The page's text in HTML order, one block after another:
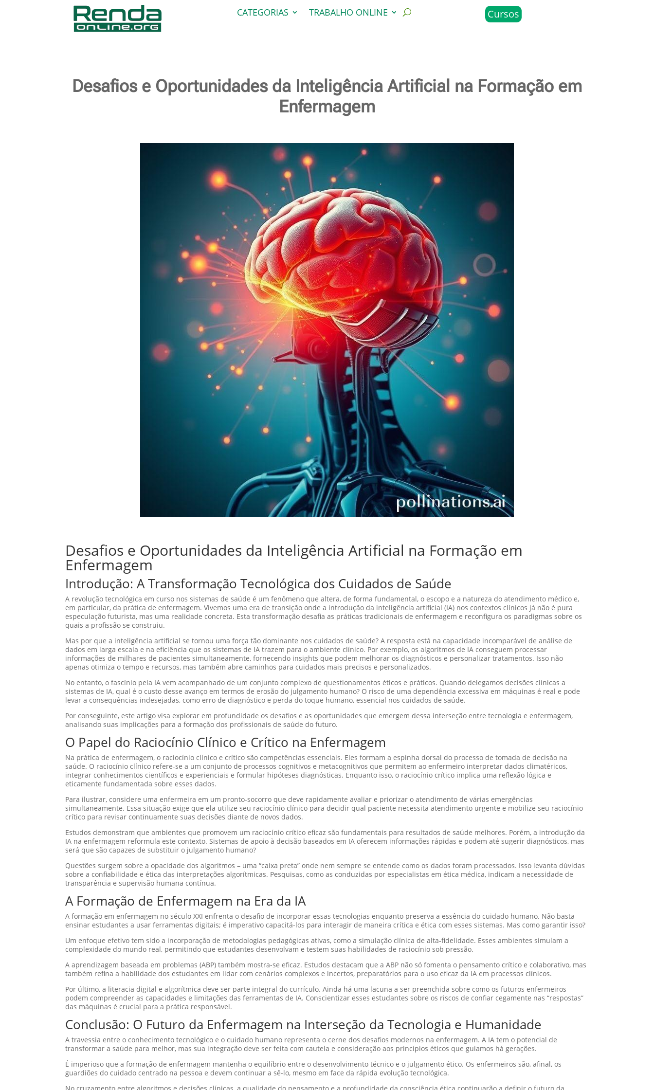
CATEGORIAS TRABALHO ONLINE Cursos
Desafios e Oportunidades da Inteligência Artificial na Formação em
Enfermagem
Desafios e Oportunidades da Inteligência Artificial na Formação em
Enfermagem
Introdução: A Transformação Tecnológica dos Cuidados de Saúde
A revolução tecnológica em curso nos sistemas de saúde é um fenômeno que altera, de forma fundamental, o escopo e a natureza do atendimento médico e,
em particular, da prática de enfermagem. Vivemos uma era de transição onde a introdução da inteligência artificial (IA) nos contextos clínicos já não é pura
especulação futurista, mas uma realidade concreta. Esta transformação desafia as práticas tradicionais de enfermagem e reconfigura os paradigmas sobre os
quais a profissão se construiu.
Mas por que a inteligência artificial se tornou uma força tão dominante nos cuidados de saúde? A resposta está na capacidade incomparável de análise de
dados em larga escala e na eficiência que os sistemas de IA trazem para o ambiente clínico. Por exemplo, os algoritmos de IA conseguem processar
informações de milhares de pacientes simultaneamente, fornecendo insights que podem melhorar os diagnósticos e personalizar tratamentos. Isso não
apenas otimiza o tempo e recursos, mas também abre caminhos para cuidados mais precisos e personalizados.
No entanto, o fascínio pela IA vem acompanhado de um conjunto complexo de questionamentos éticos e práticos. Quando delegamos decisões clínicas a
sistemas de IA, qual é o custo desse avanço em termos de erosão do julgamento humano? O risco de uma dependência excessiva em máquinas é real e pode
levar a consequências indesejadas, como erro de diagnóstico e perda do toque humano, essencial nos cuidados de saúde.
Por conseguinte, este artigo visa explorar em profundidade os desafios e as oportunidades que emergem dessa interseção entre tecnologia e enfermagem,
analisando suas implicações para a formação dos profissionais de saúde do futuro.
O Papel do Raciocínio Clínico e Crítico na Enfermagem
Na prática de enfermagem, o raciocínio clínico e crítico são competências essenciais. Eles formam a espinha dorsal do processo de tomada de decisão na
saúde. O raciocínio clínico refere-se a um conjunto de processos cognitivos e metacognitivos que permitem ao enfermeiro interpretar dados climatéricos,
integrar conhecimentos científicos e experienciais e formular hipóteses diagnósticas. Enquanto isso, o raciocínio crítico implica uma reflexão lógica e
eticamente fundamentada sobre esses dados.
Para ilustrar, considere uma enfermeira em um pronto-socorro que deve rapidamente avaliar e priorizar o atendimento de várias emergências
simultaneamente. Essa situação exige que ela utilize seu raciocínio clínico para decidir qual paciente necessita atendimento urgente e mobilize seu raciocínio
crítico para revisar continuamente suas decisões diante de novos dados.
Estudos demonstram que ambientes que promovem um raciocínio crítico eficaz são fundamentais para resultados de saúde melhores. Porém, a introdução da
IA na enfermagem reformula este contexto. Sistemas de apoio à decisão baseados em IA oferecem informações rápidas e podem até sugerir diagnósticos, mas
será que são capazes de substituir o julgamento humano?
Questões surgem sobre a opacidade dos algoritmos – uma “caixa preta” onde nem sempre se entende como os dados foram processados. Isso levanta dúvidas
sobre a confiabilidade e ética das interpretações algorítmicas. Pesquisas, como as conduzidas por especialistas em ética médica, indicam a necessidade de
transparência e supervisão humana contínua.
A Formação de Enfermagem na Era da IA
A formação em enfermagem no século XXI enfrenta o desafio de incorporar essas tecnologias enquanto preserva a essência do cuidado humano. Não basta
ensinar estudantes a usar ferramentas digitais; é imperativo capacitá-los para interagir de maneira crítica e ética com esses sistemas. Mas como garantir isso?
Um enfoque efetivo tem sido a incorporação de metodologias pedagógicas ativas, como a simulação clínica de alta-fidelidade. Esses ambientes simulam a
complexidade do mundo real, permitindo que estudantes desenvolvam e testem suas habilidades de raciocínio sob pressão.
A aprendizagem baseada em problemas (ABP) também mostra-se eficaz. Estudos destacam que a ABP não só fomenta o pensamento crítico e colaborativo, mas
também refina a habilidade dos estudantes em lidar com cenários complexos e incertos, preparatórios para o uso eficaz da IA em processos clínicos.
Por último, a literacia digital e algorítmica deve ser parte integral do currículo. Ainda há uma lacuna a ser preenchida sobre como os futuros enfermeiros
podem compreender as capacidades e limitações das ferramentas de IA. Conscientizar esses estudantes sobre os riscos de confiar cegamente nas “respostas”
das máquinas é crucial para a prática responsável.
Conclusão: O Futuro da Enfermagem na Interseção da Tecnologia e Humanidade
A travessia entre o conhecimento tecnológico e o cuidado humano representa o cerne dos desafios modernos na enfermagem. A IA tem o potencial de
transformar a saúde para melhor, mas sua integração deve ser feita com cautela e consideração aos princípios éticos que guiamos há gerações.
É imperioso que a formação de enfermagem mantenha o equilíbrio entre o desenvolvimento técnico e o julgamento ético. Os enfermeiros são, afinal, os
guardiões do cuidado centrado na pessoa e devem continuar a sê-lo, mesmo em face da rápida evolução tecnológica.